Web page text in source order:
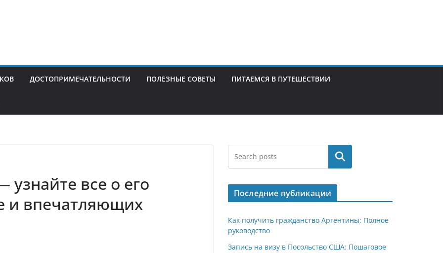
ДОСТОПРИМЕЧАТЕЛЬНОСТИ ПОЛЕЗНЫЕ СОВЕТЫ ПИТАЕМСЯ В ПУТЕШЕСТВИИ
все о его
и впечатляющих
Поиск
Последние публикации
Как получить гражданство Аргентины: Полное
руководство
Запись на визу в Посольство США: Пошаговое